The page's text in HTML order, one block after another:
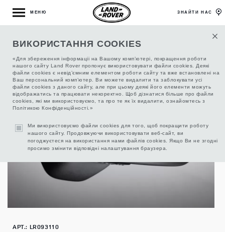
ВИКОРИСТАННЯ COOKIES
«Для збереження інформаціі на Вашому комп’ютері, покращення роботи
нашого сайту Land Rover пропонує використовувати файли cookies. Деякі
файли cookies є невід’ємним елементом роботи сайту та вже встановлені на
Ваш персональний комп’ютер. Ви можете видалити та заблокувати усі
файли cookies з даного сайту, але при цьому деякі його елементи можуть
відображатись та працювати некоректно. Щоб дізнатися більше про файли
cookies, які ми використовуємо, та про те як їх видалити, ознайомтесь з
Політикою Конфіденційності.»
Ми використовуємо файли cookies для того, щоб покращити роботу
нашого сайту. Продовжуючи використовувати веб-сайт, ви
погоджуєтеся на використання нами файлів cookies. Якщо Ви не згодні
просимо змінити відповідні налаштування браузера.
МЕНЮ ЗНАЙТИ НАС
СИСТЕМА УПРАВЛІННЯ ГАРАЖНИМИ
ВОРОТАМИ HOMELINK®
АРТ.: LR093110